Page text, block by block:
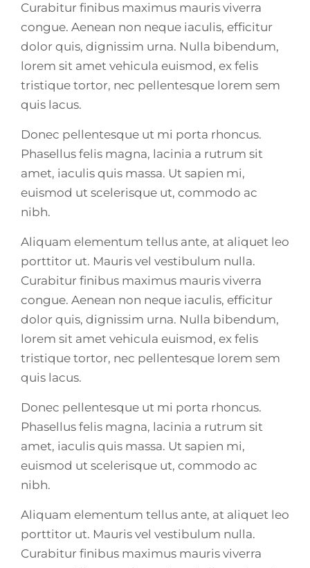
Curabitur finibus maximus mauris viverra
congue. Aenean non neque iaculis, efficitur
dolor quis, dignissim urna. Nulla bibendum,
lorem sit amet vehicula euismod, ex felis
tristique tortor, nec pellentesque lorem sem
quis lacus.
Donec pellentesque ut mi porta rhoncus.
Phasellus felis magna, lacinia a rutrum sit
amet, iaculis quis massa. Ut sapien mi,
euismod ut scelerisque ut, commodo ac
nibh.
Aliquam elementum tellus ante, at aliquet leo
porttitor ut. Mauris vel vestibulum nulla.
Curabitur finibus maximus mauris viverra
congue. Aenean non neque iaculis, efficitur
dolor quis, dignissim urna. Nulla bibendum,
lorem sit amet vehicula euismod, ex felis
tristique tortor, nec pellentesque lorem sem
quis lacus.
Donec pellentesque ut mi porta rhoncus.
Phasellus felis magna, lacinia a rutrum sit
amet, iaculis quis massa. Ut sapien mi,
euismod ut scelerisque ut, commodo ac
nibh.
Aliquam elementum tellus ante, at aliquet leo
porttitor ut. Mauris vel vestibulum nulla.
Curabitur finibus maximus mauris viverra